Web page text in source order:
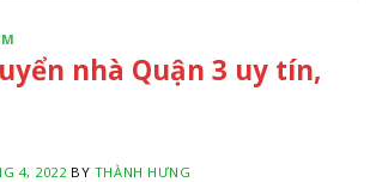
nhà Quận 3 uy tín,
4, 2022 BY THÀNH HƯNG